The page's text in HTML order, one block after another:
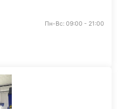
Пн-Вс: 09:00 - 21:00